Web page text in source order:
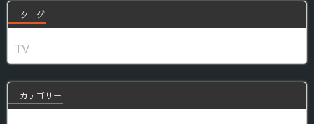
タ グ
TV
カテゴリー